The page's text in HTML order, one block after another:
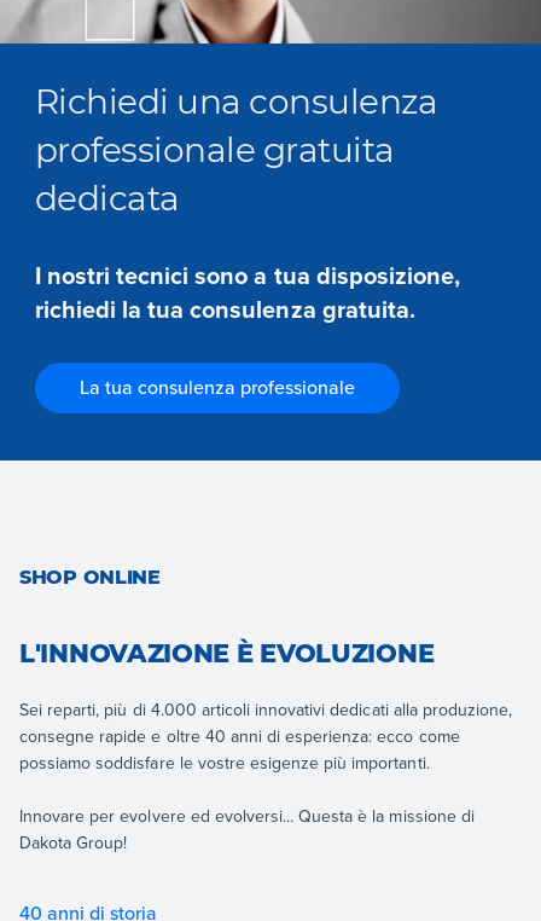
Richiedi una consulenza
professionale gratuita
dedicata
I nostri tecnici sono a tua disposizione,
richiedi la tua consulenza gratuita.
La tua consulenza professionale
SHOP ONLINE
L'INNOVAZIONE È EVOLUZIONE
Sei reparti, più di 4.000 articoli innovativi dedicati alla produzione,
consegne rapide e oltre 40 anni di esperienza: ecco come
possiamo soddisfare le vostre esigenze più importanti.
Innovare per evolvere ed evolversi... Questa è la missione di
Dakota Group!
40 anni di storia